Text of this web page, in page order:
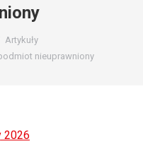
Artykuły
nieuprawniony
2026